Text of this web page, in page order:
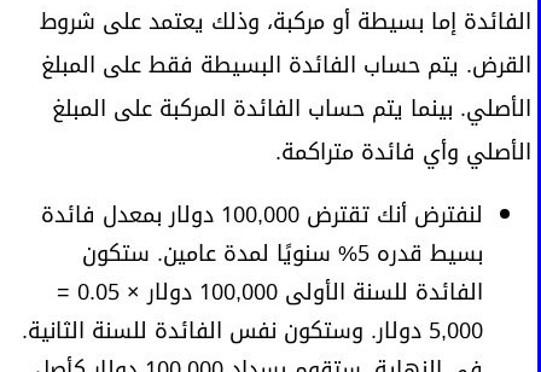
الفائدة إما بسيطة أو مركبة، وذلك يعتمد على شروط
القرض. يتم حساب الفائدة البسيطة فقط على المبلغ
الأصلي. بينما يتم حساب الفائدة المركبة على المبلغ
الأصلي وأي فائدة متراكمة.
لنفترض أنك تقترض 100,000 دولار بمعدل فائدة
بسيط قدره 5% سنويًا لمدة عامين. ستكون
الفائدة للسنة الأولى 100,000 دولار × 0.05 =
5,000 دولار. وستكون نفس الفائدة للسنة الثانية.